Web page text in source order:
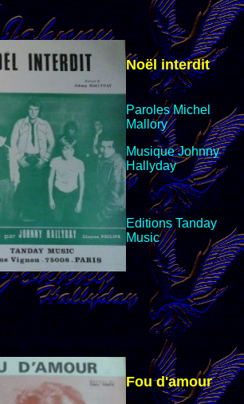
Noël interdit
Paroles Michel
Mallory
Musique Johnny
Hallyday
EditionsTanday
Music
Fou d'amour